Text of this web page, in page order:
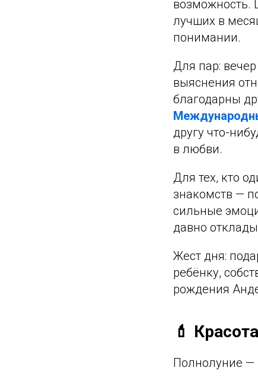
возможность.
лучших в
понимании.
Для пар:
выяснения
благодарны
другу что-
в любви.
Для тех, кто
знакомств —
сильные
давно
Жест дня:
ребёнку,
рождения
💄
Полнолуние —